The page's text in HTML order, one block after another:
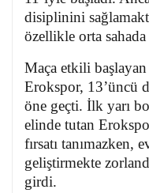
disiplinini
özellikle orta
Maça etkili
Erokspor, 13’üncü
öne geçti. İlk yarı
elinde tutan
fırsatı tanımazken,
geliştirmekte
girdi.